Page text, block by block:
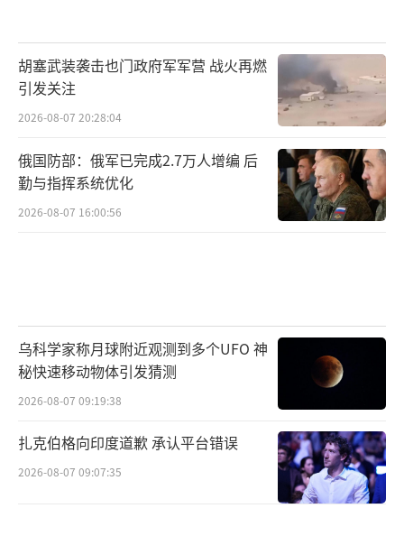
胡塞武装袭击也门政府军军营 战火再燃
引发关注
2026-08-07 20:28:04
俄国防部：俄军已完成2.7万人增编 后
勤与指挥系统优化
2026-08-07 16:00:56
乌科学家称月球附近观测到多个UFO 神
秘快速移动物体引发猜测
2026-08-07 09:19:38
扎克伯格向印度道歉 承认平台错误
2026-08-07 09:07:35